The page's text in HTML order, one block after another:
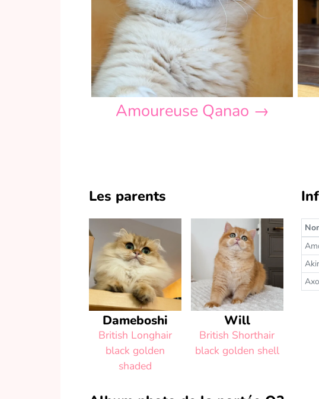
Amoureuse Qanao →
Les parents
Dameboshi
British Longhair
black golden
shaded
Will
British Shorthair
black golden shell